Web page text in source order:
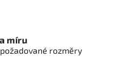
míru
rozměry